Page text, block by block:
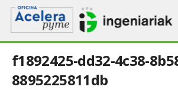
f1892425-dd32-4c38-
8895225811db